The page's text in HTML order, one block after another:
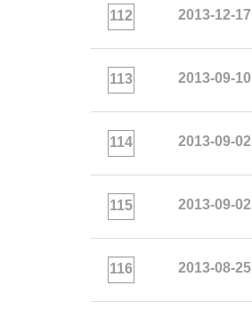
112 2013-12-17
113 2013-09-10
114 2013-09-02
115 2013-09-02
116 2013-08-25